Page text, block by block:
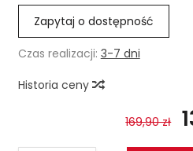
Zapytaj o dostępność
Czas realizacji: 3-7 dni
Historia ceny
169,90 zł